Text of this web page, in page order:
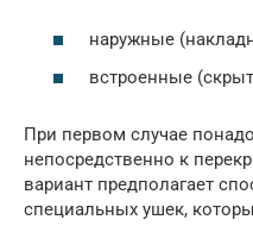
наружные
встроенные
При первом случае
непосредственно к
вариант предполагает
специальных ушек,